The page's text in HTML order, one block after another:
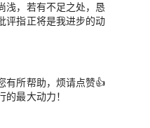
，若有不足之处，恳
评指正将是我进步的动
有所帮助，烦请点赞👍
最大动力！